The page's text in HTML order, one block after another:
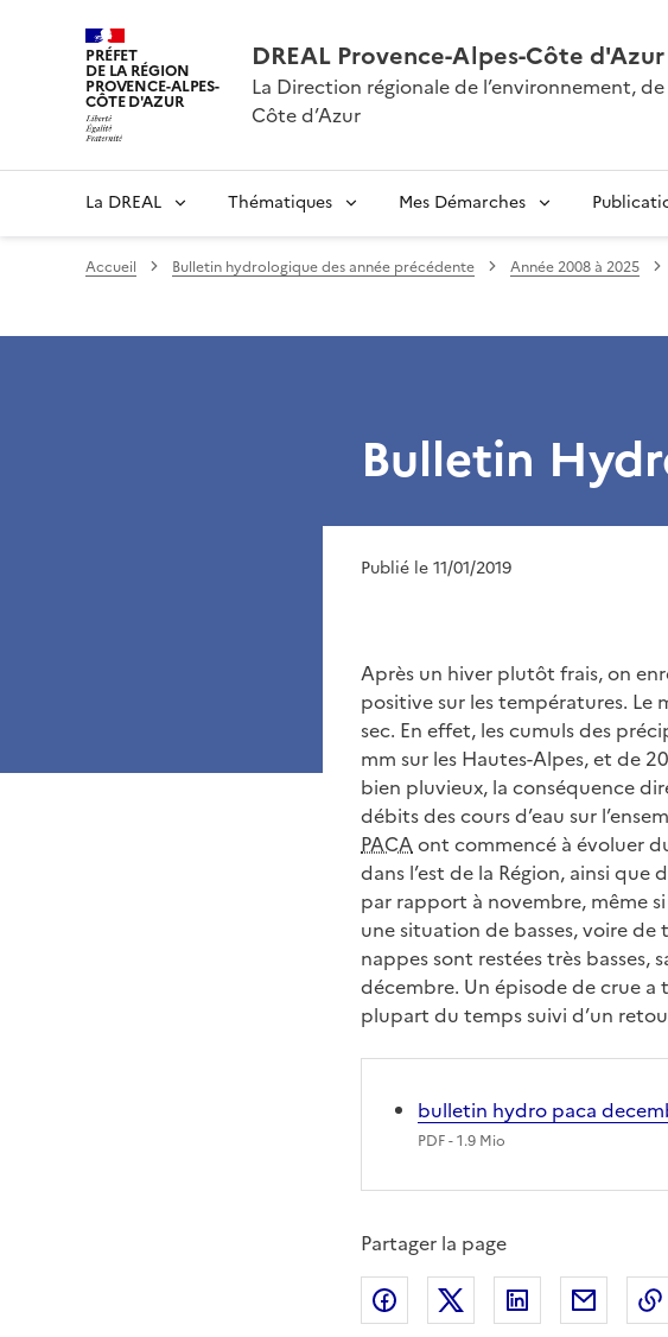
PRÉFET
DE LA RÉGION
PROVENCE-ALPES-
CÔTE D'AZUR
DREAL Provence-Alpes-Côte d'Azur
La Direction régionale de l’environnement,
Côte d’Azur
La DREAL Thématiques Mes Démarches
Accueil Bulletin hydrologique des année précédente Année 2008 à 2025
Bulletin
Publié le 11/01/2019
Après un hiver plutôt frais, on
positive sur les températures.
sec. En effet, les cumuls des
mm sur les Hautes-Alpes, et de
bien pluvieux, la conséquence
débits des cours d’eau sur
PACAont commencé à évoluer
dans l’est de la Région, ainsi que
par rapport à novembre, même
une situation de basses, voire de
nappes sont restées très
décembre. Un épisode de crue
plupart du temps suivi d’un
bulletin hydro paca
PDF- 1.9 Mio
Partager la page
Partager sur Facebook
Partager sur XPartager sur